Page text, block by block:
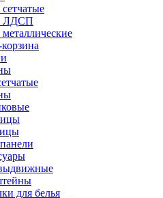
ЛДСП
для белья